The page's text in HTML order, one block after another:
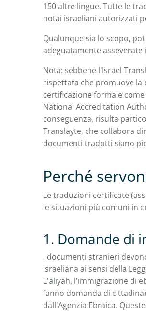
150 altre lingue. Tutte le
notai israeliani autorizzati
Qualunque sia lo scopo,
adeguatamente asseverate
Nota: sebbene l'Israel
rispettata che promuove la
certificazione formale
National Accreditation
conseguenza, risulta
Translayte, che collabora
documenti tradotti siano
Perché
Le traduzioni certificate
le situazioni più comuni in
1. Domande di
I documenti stranieri
israeliana ai sensi della
L'aliyah, l'immigrazione di
fanno domanda di
dall'Agenzia Ebraica.